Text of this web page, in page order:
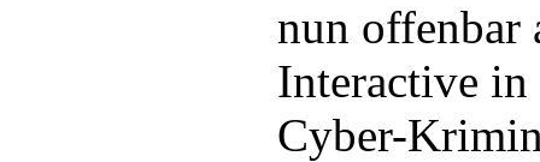
nun offenbar
Interactive
Cyber-